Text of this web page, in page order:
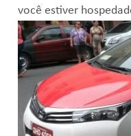
você estiver